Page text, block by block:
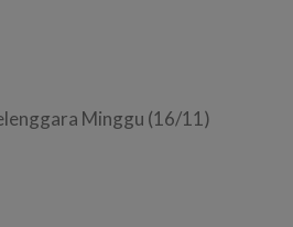
Minggu (16/11)